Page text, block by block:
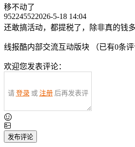
移不动了
952245522026-5-18 14:04
还敢搞活动，都提税了，除非真的钱多
线报酷内部交流互动版块 （已有0条评
欢迎您发表评论：
请 登录 或 注册 后再发表评
发布评论